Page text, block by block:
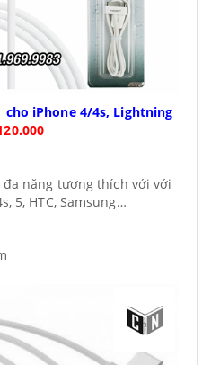
cho iPhone 4/4s, Lightning
năng tương thích với với
5, HTC, Samsung…